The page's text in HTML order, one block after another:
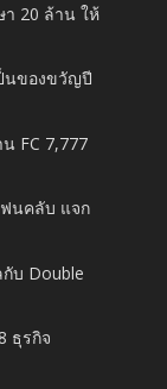
20 ล้าน ให้
นของขวัญปี
FC 7,777
นคลับ แจก
บ Double
ธุรกิจ